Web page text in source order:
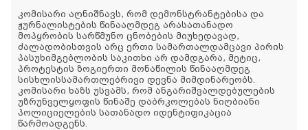
კომისარი აღნიშნავს, რომ დემონსტრანტებისა და
ჟურნალისტების წინააღმდეგ არასათანადო
მოპყრობის სარწმუნო ცნობების მიუხედავად,
ძალადობისთვის არც ერთი სამართალდამცავი პირის
პასუხიმგებლობის საკითხი არ დამდგარა, მეტიც,
პროტესტის ზოგიერთი მონაწილის წინააღმდეგ
სისხლისსამართლებრივი დევნა მიმდინარეობს.
კომისარი ხაზს უსვამს, რომ ანგარიშვალდებულების
უზრუნველყოფის წინაშე დაბრკოლებას ნიღბიანი
პოლიციელების სათანადო იდენტიფიკაცია
წარმოადგენს.